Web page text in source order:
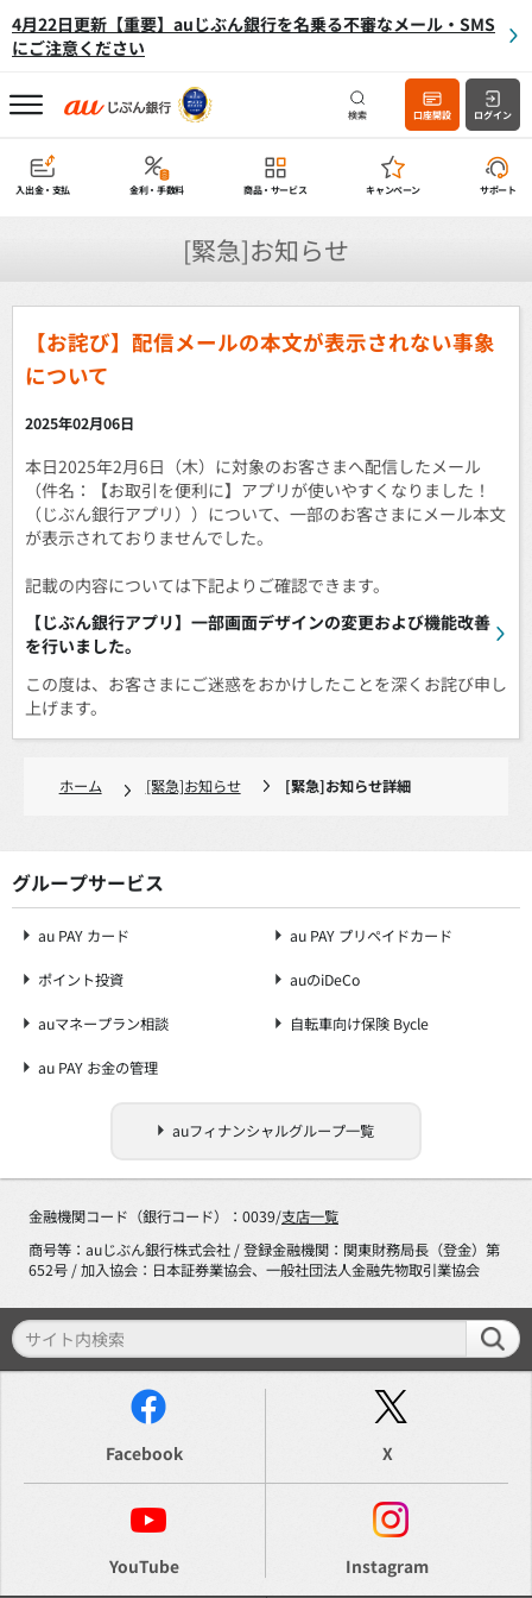
4月22日更新【重要】auじぶん銀行を名乗る不審なメール・SMS
にご注意ください
検索 口座開設 ログイン
入出金・支払 金利・手数料 商品・サービス キャンペーン サポート
[緊急]お知らせ
【お詫び】配信メールの本文が表示されない事象
について
2025年02月06日
本日2025年2月6日（木）に対象のお客さまへ配信したメール
（件名：【お取引を便利に】アプリが使いやすくなりました！
（じぶん銀行アプリ））について、一部のお客さまにメール本文
が表示されておりませんでした。
記載の内容については下記よりご確認できます。
【じぶん銀行アプリ】一部画面デザインの変更および機能改善
を行いました。
この度は、お客さまにご迷惑をおかけしたことを深くお詫び申し
上げます。
ホーム [緊急]お知らせ [緊急]お知らせ詳細
グループサービス
au PAY カード au PAY プリペイドカード
ポイント投資 auのiDeCo
auマネープラン相談 自転車向け保険 Bycle
au PAY お金の管理
auフィナンシャルグループ一覧
金融機関コード（銀行コード）：0039/支店一覧
商号等：auじぶん銀行株式会社 / 登録金融機関：関東財務局長（登金）第
652号 / 加入協会：日本証券業協会、一般社団法人金融先物取引業協会
Facebook X
YouTube Instagram